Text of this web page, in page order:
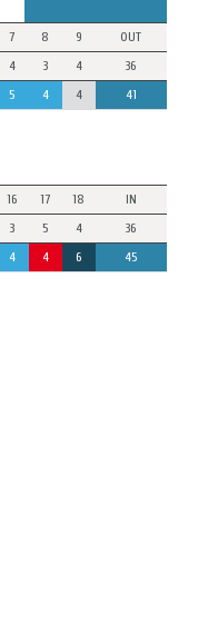
7 8 9
OUT
4 3 4
36
5 4 4 41
16 17 18
IN
3 5 4
36
4 4 6 45